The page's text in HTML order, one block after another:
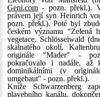
Geni.com - pozn. překl.).
právem její syn Heinrich
pozn. překl.). Poté byl
českém významu "Zelená
vegetace, Schlösselwald
skalnatého okolí,
originále "Mader" -
pokračovalo i nadále, až
dominikálními (v
umgebaut" - pozn. překl.).
Kníže Schwarzenberg
plavebního kanálu,